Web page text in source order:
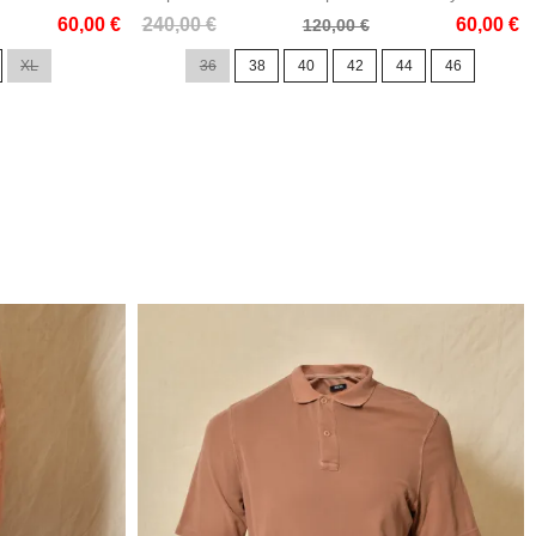
60,00 €
XL
240,00 €
Prix
120,00 € 60,00 €
Prix
36 38 40 42 44 46